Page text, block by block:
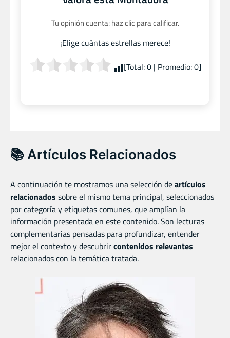
Tu opinión cuenta: haz clic para calificar.
¡Elige cuántas estrellas merece!
[Total:0| Promedio:0]
📚 Artículos Relacionados
A continuación te mostramos una selección deartículos
relacionados sobre el mismo tema principal, seleccionados
por categoría y etiquetas comunes, que amplían la
información presentada en este contenido. Son lecturas
complementarias pensadas para profundizar, entender
mejor el contexto y descubrircontenidos relevantes
relacionados con la temática tratada.